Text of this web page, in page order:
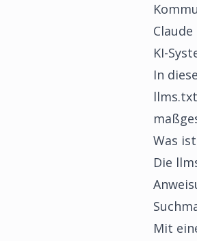
KI-
In
Was
Die
Mit